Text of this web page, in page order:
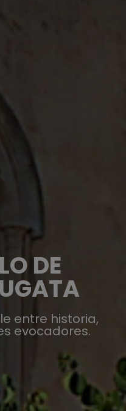
DE
entre historia,
evocadores.